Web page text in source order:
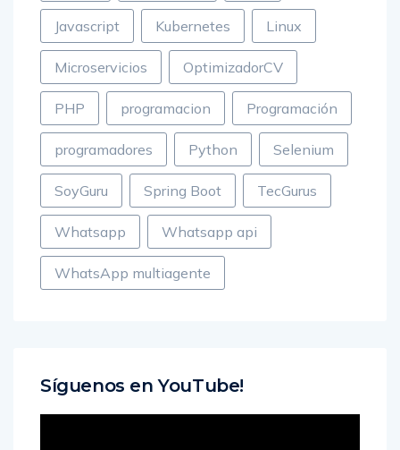
Javascript Kubernetes Linux
Microservicios OptimizadorCV
PHP programacion Programación
programadores Python Selenium
SoyGuru Spring Boot TecGurus
Whatsapp Whatsapp api
WhatsApp multiagente
Síguenos en YouTube!